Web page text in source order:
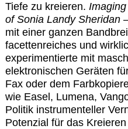
Tiefe zu kreieren.
of Sonia Landy Sheridan
mit einer ganzen
facettenreiches und
experimentierte mit
elektronischen Geräten
Fax oder dem
wie Easel, Lumena,
Politik instrumenteller
Potenzial für das